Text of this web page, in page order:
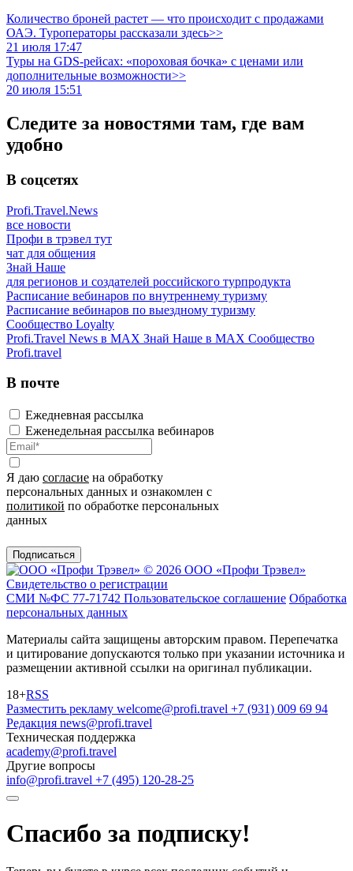
Количество броней растет — что происходит с продажами
ОАЭ. Туроператоры рассказали здесь>>
21 июля 17:47
Туры на GDS-рейсах: «пороховая бочка» с ценами или
дополнительные возможности>>
20 июля 15:51
Следите за новостями там, где вам
удобно
В соцсетях
Profi.Travel.News
все новости
Профи в трэвел тут
чат для общения
Знай Наше
для регионов и создателей российского турпродукта
Расписание вебинаров по внутреннему туризму
Расписание вебинаров по выездному туризму
Сообщество Loyalty
Profi.Travel News в MAX Знай Наше в MAX Сообщество
Profi.travel
В почте
Ежедневная рассылка
Еженедельная рассылка вебинаров
Я даю согласие на обработку
персональных данных и ознакомлен с
политикой по обработке персональных
данных
Подписаться
© 2026 ООО «Профи Трэвeл»
Свидетельство о регистрации
СМИ №ФС 77-71742 Пользовательское соглашение Обработка
персональных данных
Материалы сайта защищены авторским правом. Перепечатка
и цитирование допускаются только при указании источника и
размещении активной ссылки на оригинал публикации.
18+RSS
Разместить рекламу welcome@profi.travel +7 (931) 009 69 94
Редакция news@profi.travel
Техническая поддержка
academy@profi.travel
Другие вопросы
info@profi.travel +7 (495) 120-28-25
Спасибо за подписку!